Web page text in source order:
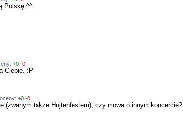
Polskę ^^
+0 -0
Ciebie. :P
, oceny:+0 -0
(zwanym także Hujtenfestem), czy mowa o innym koncercie?